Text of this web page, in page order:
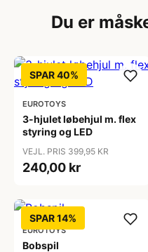
Du er
SPAR 40%
EUROTOYS
3-hjulet løbehjul m. flex
styring og LED
VEJL. PRIS 399,95 KR
240,00 kr
SPAR 14%
EUROTOYS
Bobspil